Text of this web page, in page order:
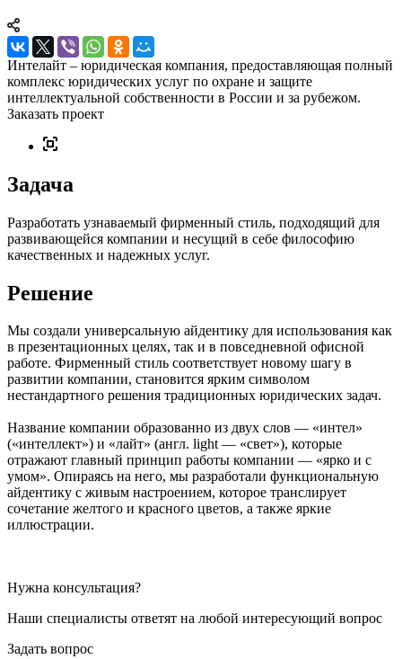
Интелайт – юридическая компания, предоставляющая полный
комплекс юридических услуг по охране и защите
интеллектуальной собственности в России и за рубежом.
Заказать проект
Задача
Разработать узнаваемый фирменный стиль, подходящий для
развивающейся компании и несущий в себе философию
качественных и надежных услуг.
Решение
Мы создали универсальную айдентику для использования как
в презентационных целях, так и в повседневной офисной
работе. Фирменный стиль соответствует новому шагу в
развитии компании, становится ярким символом
нестандартного решения традиционных юридических задач.
Название компании образованно из двух слов — «интел»
(«интеллект») и «лайт» (англ. light — «свет»), которые
отражают главный принцип работы компании — «ярко и с
умом». Опираясь на него, мы разработали функциональную
айдентику с живым настроением, которое транслирует
сочетание желтого и красного цветов, а также яркие
иллюстрации.
Нужна консультация?
Наши специалисты ответят на любой интересующий вопрос
Задать вопрос